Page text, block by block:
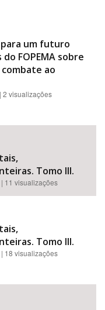
um futuro
FOPEMA sobre
ao
| 2 visualizações
Tomo III.
| 11 visualizações
Tomo III.
| 18 visualizações